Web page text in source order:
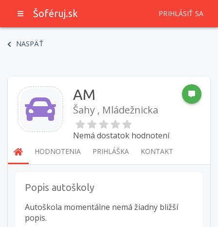
Šoféruj.sk PRIHLÁSIŤ SA
NASPÄŤ
AM
Šahy , Mládežnicka
Nemá dostatok hodnotení
HODNOTENIA PRIHLÁŠKA KONTAKT
Popis autoškoly
Autoškola momentálne nemá žiadny bližší
popis.